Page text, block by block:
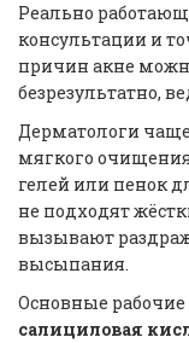
Реально
консультации и
причин акне
безрезультатно,
Дерматологи
мягкого
гелей или пенок
не подходят
вызывают
высыпания.
Основные
салициловая